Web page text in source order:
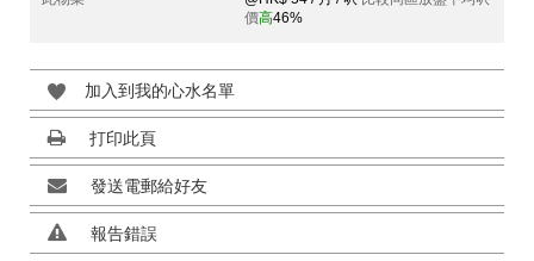
價高46%
加入到我的心水名單
打印此頁
發送電郵給好友
報告錯誤